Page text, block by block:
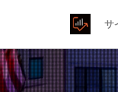
サ